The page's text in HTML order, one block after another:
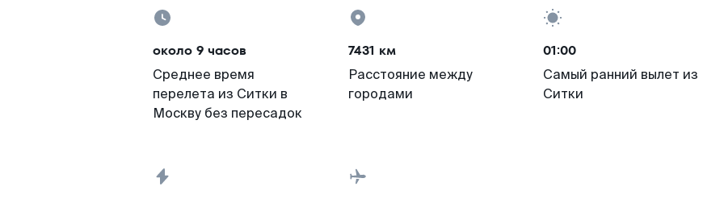
около 9 часов
Среднее время
перелета из Ситки в
Москву без пересадок
7431 км
Расстояние между
городами
01:00
Самый ранний вылет из
Ситки